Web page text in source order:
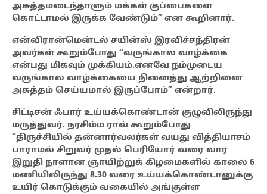
அசுத்தமடைந்தாளும் மக்கள் குப்பைகளை
கொட்டாமல் இருக்க வேண்டும்” என கூறினார்.
என்விரான்மென்டல் சயின்ஸ் இரவிச்சந்திரன்
அவர்கள் கூறும்போது “வருங்கால வாழ்க்கை
என்பது மிகவும் முக்கியம்.எனவே நம்முடைய
வருங்கால வாழ்க்கையை நினைத்து ஆற்றினை
அசுத்தம் செய்யமால் இருப்போம்” என்றார்.
சிட்டிசன் ஃபார் உய்யக்கொண்டான் குழுவிலிருந்து
மருத்துவர். நரசிம்ம ராவ் கூறும்போது
“திருச்சியில் தன்னார்வலர்கள் வயது வித்தியாசம்
பாராமல் சிறுவர் முதல் பெரியோர் வரை வார
இறுதி நாளான ஞாயிற்றுக் கிழமைகளில் காலை 6
மணியிலிருந்து 8.30 வரை உய்யக்கொண்டானுக்கு
உயிர் கொடுக்கும் வகையில் அங்குள்ள